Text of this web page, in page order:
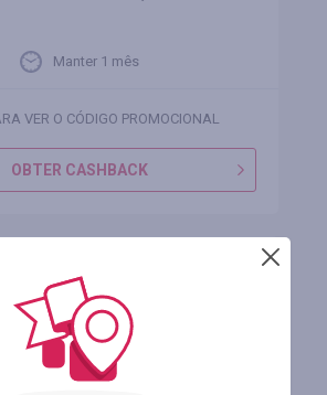
Manter 1 mês
VER O CÓDIGO PROMOCIONAL
OBTER CASHBACK